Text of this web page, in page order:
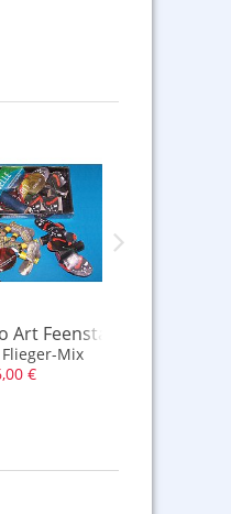
Art Feenstaub Sortiment
Mix
€